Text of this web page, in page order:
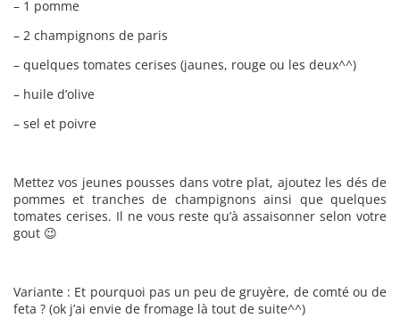
– 1 pomme
– 2 champignons de paris
– quelques tomates cerises (jaunes, rouge ou les deux^^)
– huile d’olive
– sel et poivre
Mettez vos jeunes pousses dans votre plat, ajoutez les dés de
pommes et tranches de champignons ainsi que quelques
tomates cerises. Il ne vous reste qu’à assaisonner selon votre
gout 😉
Variante : Et pourquoi pas un peu de gruyère, de comté ou de
feta ? (ok j’ai envie de fromage là tout de suite^^)